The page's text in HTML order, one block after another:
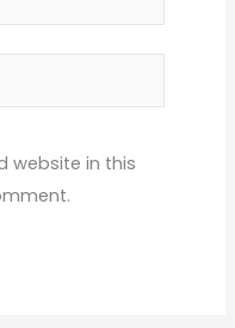
website in this